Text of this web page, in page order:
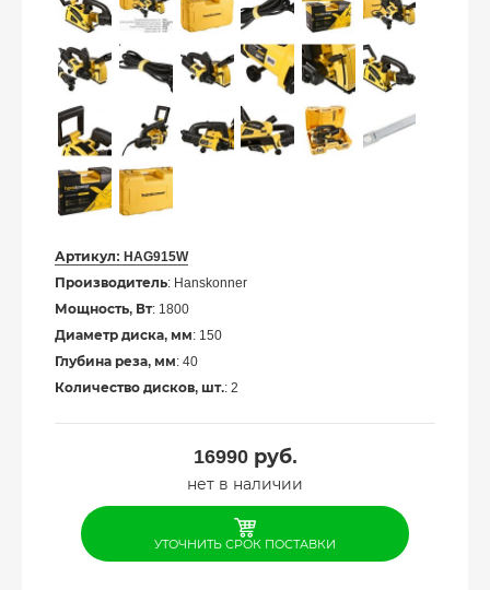
Артикул: HAG915W
Производитель: Hanskonner
Мощность, Вт: 1800
Диаметр диска, мм: 150
Глубина реза, мм: 40
Количество дисков, шт.: 2
16990руб.
нет в наличии
УТОЧНИТЬ СРОК ПОСТАВКИ